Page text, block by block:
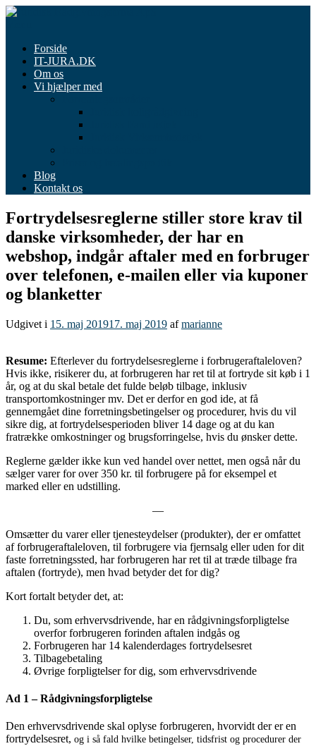
Spring
Forside
IT-JURA.DK
Om os
Vi hjælper med
Blog
Kontakt os
Fortrydelsesreglerne stiller store krav til
danske virksomheder, der har en
webshop, indgår aftaler med en forbruger
over telefonen, e-mailen eller via kuponer
og blanketter
Udgivet i 15. maj 201917. maj 2019 afmarianne
Resume: Efterlever du fortrydelsesreglerne i forbrugeraftaleloven?
Hvis ikke, risikerer du, at forbrugeren har ret til at fortryde sit køb i 1
år, og at du skal betale det fulde beløb tilbage, inklusiv
transportomkostninger mv. Det er derfor en god ide, at få
gennemgået dine forretningsbetingelser og procedurer, hvis du vil
sikre dig, at fortrydelsesperioden bliver 14 dage og at du kan
fratrække omkostninger og brugsforringelse, hvis du ønsker dette.
Reglerne gælder ikke kun ved handel over nettet, men også når du
sælger varer for over 350 kr. til forbrugere på for eksempel et
marked eller en udstilling.
—
Omsætter du varer eller tjenesteydelser (produkter), der er omfattet
af forbrugeraftaleloven, til forbrugere via fjernsalg eller uden for dit
faste forretningssted, har forbrugeren har ret til at træde tilbage fra
aftalen (fortryde), men hvad betyder det for dig?
Kort fortalt betyder det, at:
Du, som erhvervsdrivende, har en rådgivningsforpligtelse
overfor forbrugeren forinden aftalen indgås og
Forbrugeren har 14 kalenderdages fortrydelsesret
Tilbagebetaling
Øvrige forpligtelser for dig, som erhvervsdrivende
Ad 1 – Rådgivningsforpligtelse
Den erhvervsdrivende skal oplyse forbrugeren, hvorvidt der er en
fortrydelsesret, og i så fald hvilke betingelser, tidsfrist og procedurer der